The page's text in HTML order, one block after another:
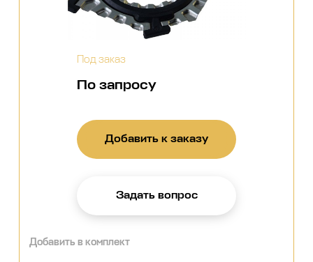
Под заказ
По запросу
Добавить к заказу
Задать вопрос
Добавить в комплект